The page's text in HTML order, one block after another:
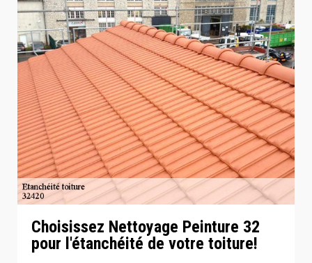
Choisissez Nettoyage Peinture 32
pour l'étanchéité de votre toiture!